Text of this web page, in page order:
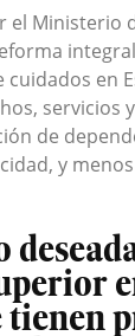
el Ministerio
en
servicios
de
y
tienen